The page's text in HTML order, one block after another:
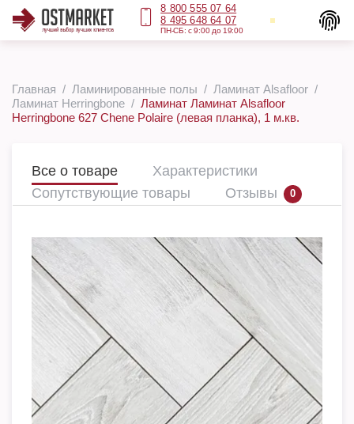
8 800 555 07 64
8 495 648 64 07
ПН-СБ: с 9:00 до 19:00
Главная Ламинированные полы
Ламинат Alsafloor
Ламинат Herringbone
Ламинат Ламинат Alsafloor
Herringbone 627 Chene Polaire (левая планка), 1 м.кв.
Все о товаре
Характеристики
Сопутствующие товары
Отзывы 0